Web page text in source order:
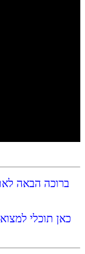
ברוכה הבאה
כאן תוכלי